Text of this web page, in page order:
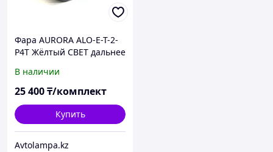
Фара AURORA ALO-E-T-2-
P4T Жёлтый СВЕТ дальнее
врезная фары Aurora 1шт
В наличии
25 400₸/комплект
Купить
Avtolampa.kz